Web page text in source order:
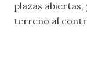
plazas
terreno al